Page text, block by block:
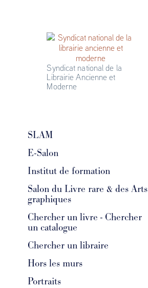
Syndicat national de la
Librairie Ancienne et
Moderne
SLAM
E-Salon
Institut de formation
Salon du Livre rare & des Arts
graphiques
Chercher un livre - Chercher
un catalogue
Chercher un libraire
Hors les murs
Portraits